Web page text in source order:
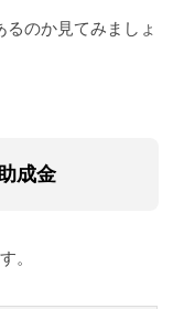
のか見てみましょ
成金
。